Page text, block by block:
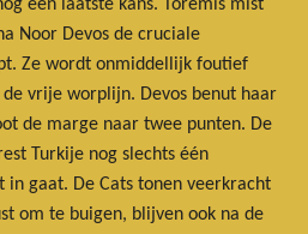
één laatste kans. Toremis mist
Noor Devos de cruciale
Ze wordt onmiddellijk foutief
vrije worplijn. Devos benut haar
de marge naar twee punten. De
Turkije nog slechts één
in gaat. De Cats tonen veerkracht
om te buigen, blijven ook na de